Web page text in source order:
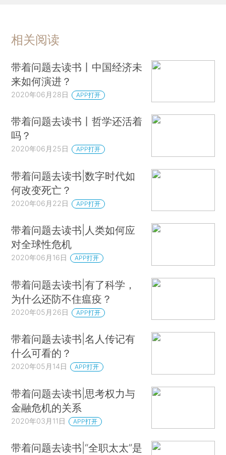
相关阅读
带着问题去读书丨中国经济未
来如何演进？
2020年06月28日 APP打开
带着问题去读书丨哲学还活着
吗？
2020年06月25日 APP打开
带着问题去读书|数字时代如
何改变死亡？
2020年06月22日 APP打开
带着问题去读书|人类如何应
对全球性危机
2020年06月16日 APP打开
带着问题去读书|有了科学，
为什么还防不住瘟疫？
2020年05月26日 APP打开
带着问题去读书|名人传记有
什么可看的？
2020年05月14日 APP打开
带着问题去读书|思考权力与
金融危机的关系
2020年03月11日 APP打开
带着问题去读书|“全职太太”是